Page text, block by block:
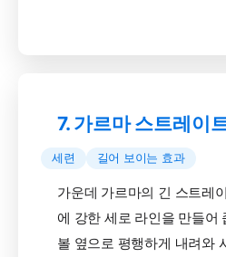
7. 가르마 스트레이
세련 길어 보이는 효과
가운데 가르마의 긴 스트레
에 강한 세로 라인을 만들어
볼 옆으로 평행하게 내려와